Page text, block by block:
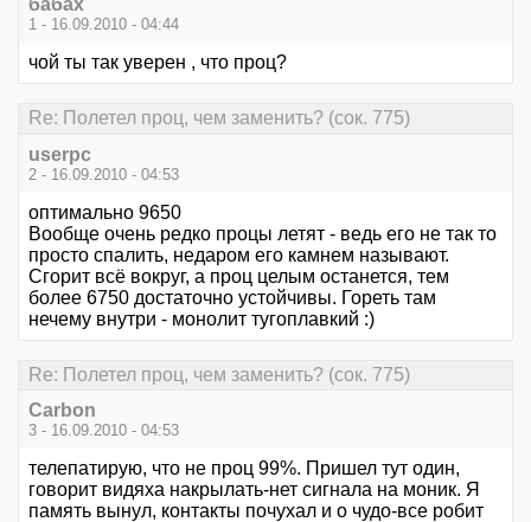
бабах
1 - 16.09.2010 - 04:44
чой ты так уверен , что проц?
Re: Полетел проц, чем заменить? (сок. 775)
userpc
2 - 16.09.2010 - 04:53
оптимально 9650
Вообще очень редко процы летят - ведь его не так то
просто спалить, недаром его камнем называют.
Сгорит всё вокруг, а проц целым останется, тем
более 6750 достаточно устойчивы. Гореть там
нечему внутри - монолит тугоплавкий :)
Re: Полетел проц, чем заменить? (сок. 775)
Carbon
3 - 16.09.2010 - 04:53
телепатирую, что не проц 99%. Пришел тут один,
говорит видяха накрылать-нет сигнала на моник. Я
память вынул, контакты почухал и о чудо-все робит